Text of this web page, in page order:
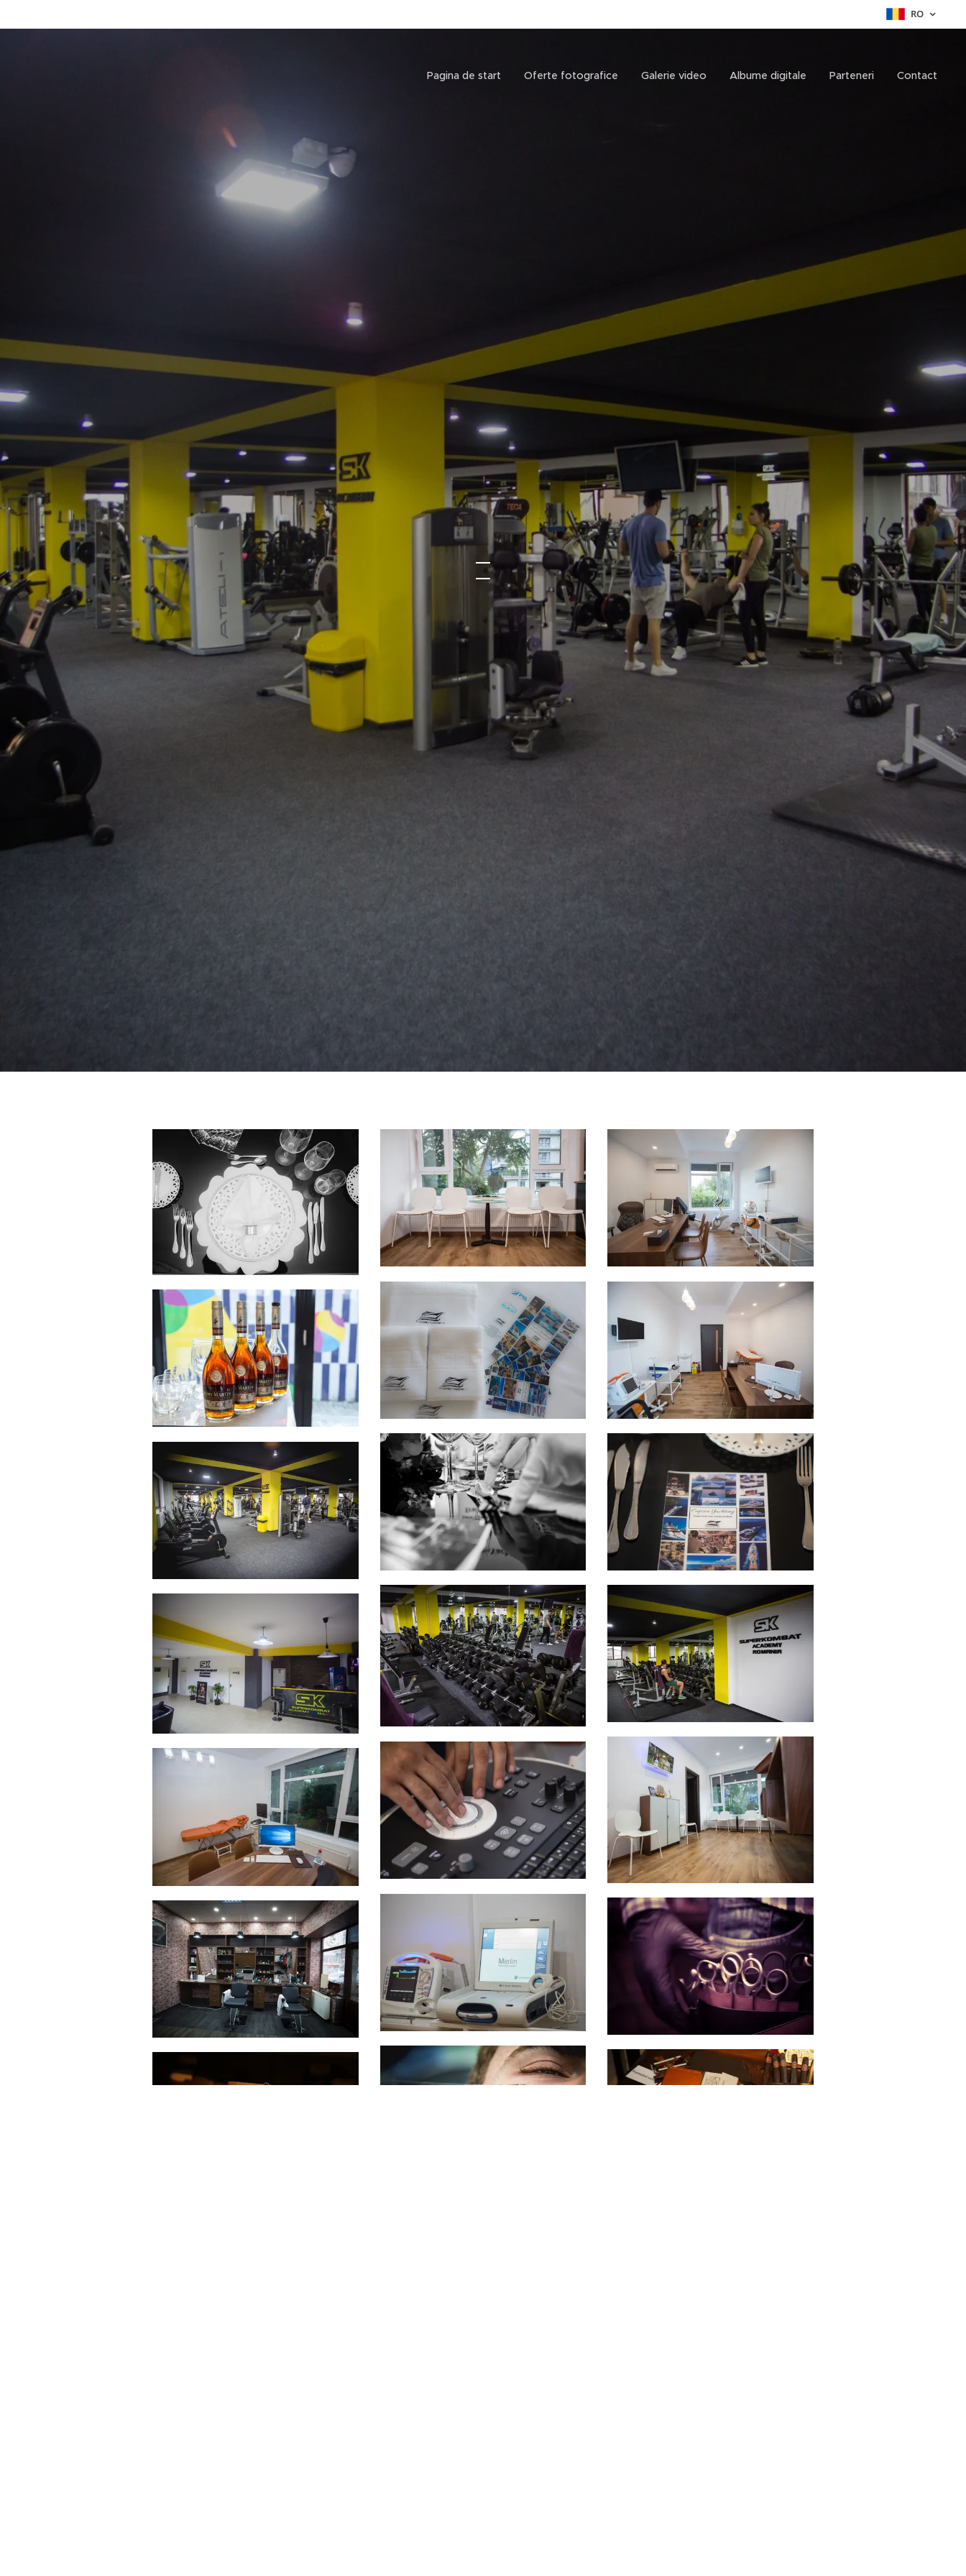
RO
Pagina de start Oferte fotografice Galerie video Albume digitale Parteneri Contact